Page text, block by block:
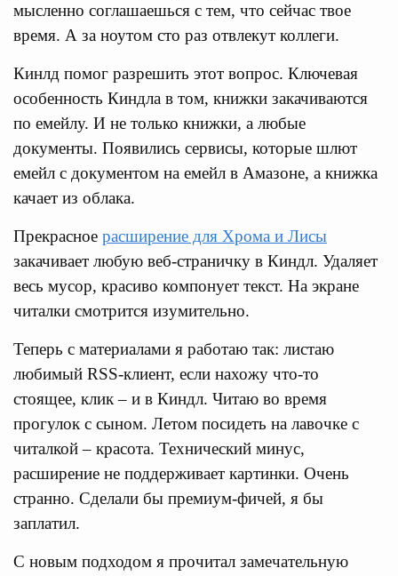
мысленно соглашаешься с тем, что сейчас твое
время. А за ноутом сто раз отвлекут коллеги.
Кинлд помог разрешить этот вопрос. Ключевая
особенность Киндла в том, книжки закачиваются
по емейлу. И не только книжки, а любые
документы. Появились сервисы, которые шлют
емейл с документом на емейл в Амазоне, а книжка
качает из облака.
Прекрасное расширение для Хрома и Лисы
закачивает любую веб-страничку в Киндл. Удаляет
весь мусор, красиво компонует текст. На экране
читалки смотрится изумительно.
Теперь с материалами я работаю так: листаю
любимый RSS-клиент, если нахожу что-то
стоящее, клик – и в Киндл. Читаю во время
прогулок с сыном. Летом посидеть на лавочке с
читалкой – красота. Технический минус,
расширение не поддерживает картинки. Очень
странно. Сделали бы премиум-фичей, я бы
заплатил.
С новым подходом я прочитал замечательную